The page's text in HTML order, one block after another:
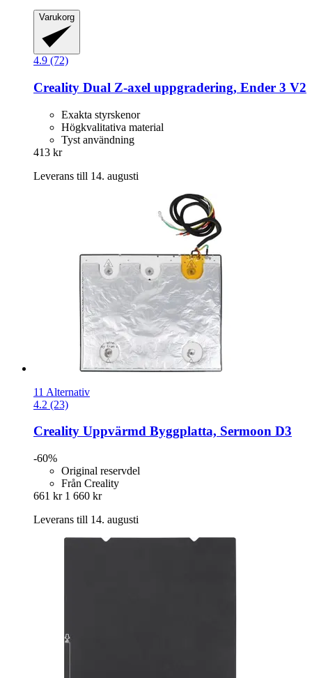
Varukorg
4.9 (72)
Creality Dual Z-​axel uppgradering, Ender 3 V2
Exakta styrskenor
Högkvalitativa material
Tyst användning
413 kr
Leverans till 14. augusti
11 Alternativ
4.2 (23)
Creality Uppvärmd Byggplatta, Sermoon D3
-60%
Original reservdel
Från Creality
661 kr 1 660 kr
Leverans till 14. augusti